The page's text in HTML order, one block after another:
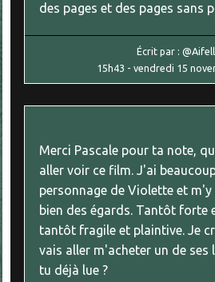
des pages et des pages sans
Écrit par :
15h43 - vendredi 15
Merci Pascale pour ta note,
aller voir ce film. J'ai
personnage de Violette et
bien des égards. Tantôt forte
tantôt fragile et plaintive. Je
vais aller m'acheter un de ses
tu déjà lue ?